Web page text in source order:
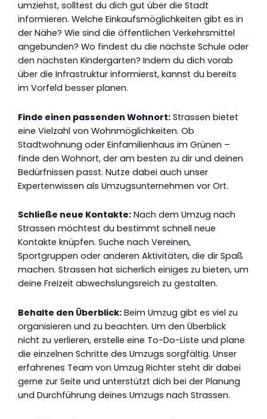
umziehst, solltest du dich gut über die Stadt
informieren. Welche Einkaufsmöglichkeiten gibt es in
der Nähe? Wie sind die öffentlichen Verkehrsmittel
angebunden? Wo findest du die nächste Schule oder
den nächsten Kindergarten? Indem du dich vorab
über die Infrastruktur informierst, kannst du bereits
im Vorfeld besser planen.
Finde einen passenden Wohnort: Strassen bietet
eine Vielzahl von Wohnmöglichkeiten. Ob
Stadtwohnung oder Einfamilienhaus im Grünen –
finde den Wohnort, der am besten zu dir und deinen
Bedürfnissen passt. Nutze dabei auch unser
Expertenwissen als Umzugsunternehmen vor Ort.
Schließe neue Kontakte: Nach dem Umzug nach
Strassen möchtest du bestimmt schnell neue
Kontakte knüpfen. Suche nach Vereinen,
Sportgruppen oder anderen Aktivitäten, die dir Spaß
machen. Strassen hat sicherlich einiges zu bieten, um
deine Freizeit abwechslungsreich zu gestalten.
Behalte den Überblick: Beim Umzug gibt es viel zu
organisieren und zu beachten. Um den Überblick
nicht zu verlieren, erstelle eine To-Do-Liste und plane
die einzelnen Schritte des Umzugs sorgfältig. Unser
erfahrenes Team von Umzug Richter steht dir dabei
gerne zur Seite und unterstützt dich bei der Planung
und Durchführung deines Umzugs nach Strassen.